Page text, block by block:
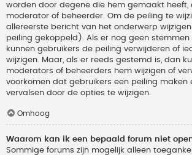
worden door degene die hem gemaakt heeft,
moderator of beheerder. Om de peiling te
allereerste bericht van het onderwerp
peiling gekoppeld). Als er nog geen stemmen
kunnen gebruikers de peiling verwijderen of
wijzigen. Maar, als er reeds gestemd is, dan
moderators of beheerders hem wijzigen of
voorkomen dat gebruikers een peiling maken
vervalsen door de opties te wijzigen.
Omhoog
Waarom kan ik een bepaald forum niet
Sommige forums zijn mogelijk alleen